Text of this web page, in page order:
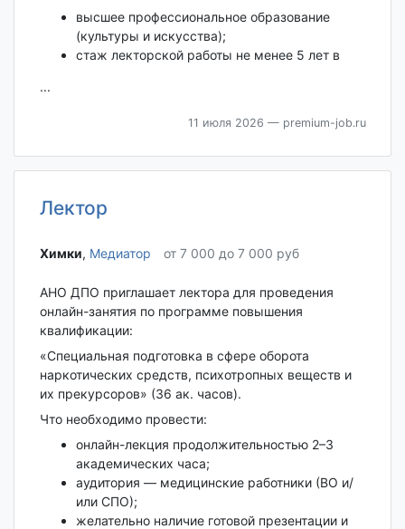
высшее профессиональное образование
(культуры и искусства);
стаж лекторской работы не менее 5 лет в
...
11 июля 2026 — premium-job.ru
Лектор
Химки‎, Медиатор от 7 000 до 7 000 руб
АНО ДПО приглашает лектора для проведения
онлайн-занятия по программе повышения
квалификации:
«Специальная подготовка в сфере оборота
наркотических средств, психотропных веществ и
их прекурсоров» (36 ак. часов).
Что необходимо провести:
онлайн-лекция продолжительностью 2–3
академических часа;
аудитория — медицинские работники (ВО и/
или СПО);
желательно наличие готовой презентации и